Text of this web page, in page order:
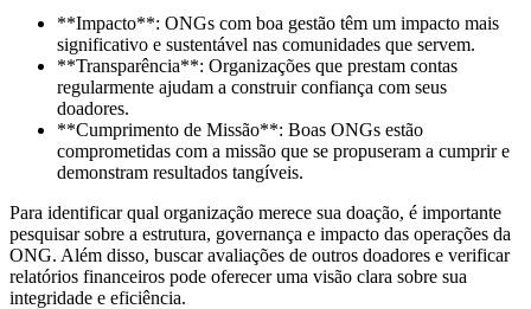
**Impacto**: ONGs com boa gestão têm um impacto mais
significativo e sustentável nas comunidades que servem.
**Transparência**: Organizações que prestam contas
regularmente ajudam a construir confiança com seus
doadores.
**Cumprimento de Missão**: Boas ONGs estão
comprometidas com a missão que se propuseram a cumprir e
demonstram resultados tangíveis.
Para identificar qual organização merece sua doação, é importante
pesquisar sobre a estrutura, governança e impacto das operações da
ONG. Além disso, buscar avaliações de outros doadores e verificar
relatórios financeiros pode oferecer uma visão clara sobre sua
integridade e eficiência.